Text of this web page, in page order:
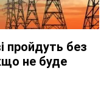
пройдуть без
не буде